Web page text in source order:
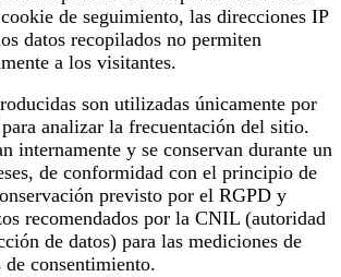
de seguimiento, las direcciones IP
datos recopilados no permiten
a los visitantes.
son utilizadas únicamente por
analizar la frecuentación del sitio.
internamente y se conservan durante un
de conformidad con el principio de
previsto por el RGPD y
recomendados por la CNIL (autoridad
de datos) para las mediciones de
de consentimiento.